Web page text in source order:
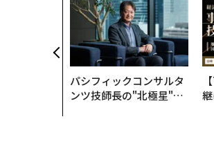
パシフィックコンサルタ
ンツ技師長の"北極星"。